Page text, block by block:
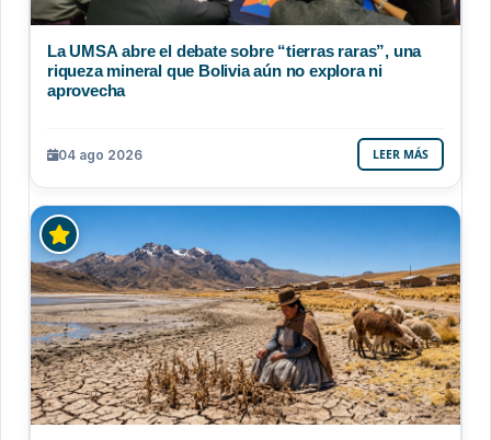
La UMSA abre el debate sobre “tierras raras”, una
riqueza mineral que Bolivia aún no explora ni
aprovecha
04 ago 2026 LEER MÁS